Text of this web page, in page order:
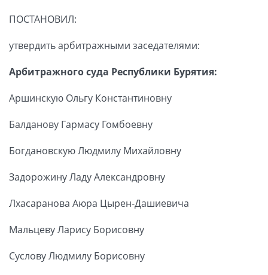
ПОСТАНОВИЛ:
утвердить арбитражными заседателями:
Арбитражного суда Республики Бурятия:
Аршинскую Ольгу Константиновну
Балданову Гармасу Гомбоевну
Богдановскую Людмилу Михайловну
Задорожину Ладу Александровну
Лхасаранова Аюра Цырен-Дашиевича
Мальцеву Ларису Борисовну
Суслову Людмилу Борисовну